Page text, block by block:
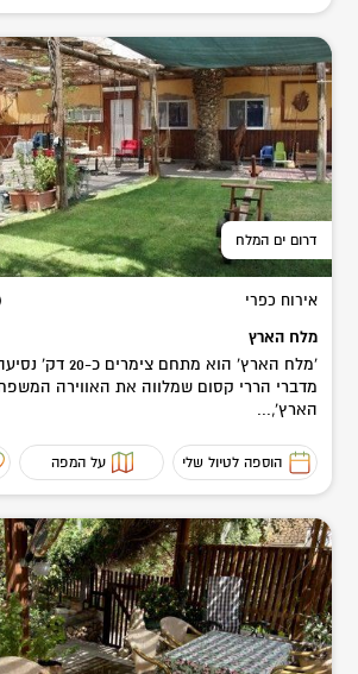
דרום ים המלח
אירוח כפרי
מלח הארץ
'מלח הארץ' הוא מתחם
מדברי הררי קסום שמלווה את האווירה
הארץ',...
הוספה לטיול שלי על המפה